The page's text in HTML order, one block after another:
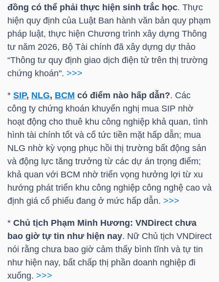
đồng có thể phải thực hiện sinh trắc học. Thực
hiện quy định của Luật Ban hành văn bản quy phạm
pháp luật, thực hiện Chương trình xây dựng Thông
tư năm 2026, Bộ Tài chính đã xây dựng dự thảo
“Thông tư quy định giao dịch điện tử trên thị trường
chứng khoán". >>>
* SIP, NLG, BCM có điểm nào hấp dẫn?. Các
công ty chứng khoán khuyến nghị mua SIP nhờ
hoạt động cho thuê khu công nghiệp khả quan, tình
hình tài chính tốt và cổ tức tiền mặt hấp dẫn; mua
NLG nhờ kỳ vọng phục hồi thị trường bất động sản
và động lực tăng trưởng từ các dự án trọng điểm;
khả quan với BCM nhờ triển vọng hưởng lợi từ xu
hướng phát triển khu công nghiệp công nghệ cao và
định giá cổ phiếu đang ở mức hấp dẫn. >>>
* Chủ tịch Phạm Minh Hương: VNDirect chưa
bao giờ tự tin như hiện nay. Nữ Chủ tịch VNDirect
nói rằng chưa bao giờ cảm thấy bình tĩnh và tự tin
như hiện nay, bất chấp thị phần doanh nghiệp đi
xuống. >>>
ĐỘNG
SẢN
TÀI
HÀNG
HÓA
KINH
TẾ
THẾ
GIỚI